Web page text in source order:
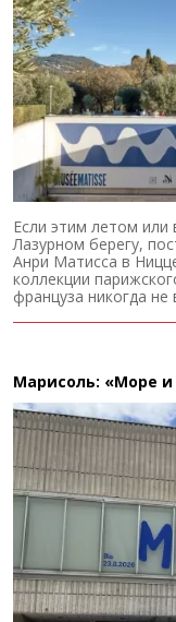
Если этим летом или
Лазурном берегу,
Анри Матисса в
коллекции
француза никогда не
Марисоль: «Море и